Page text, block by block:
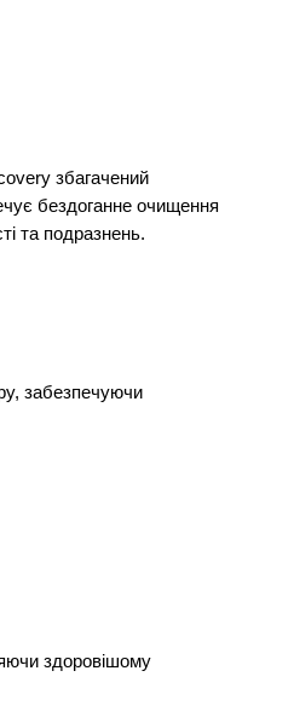
збагачений
бездоганне очищення
та подразнень.
забезпечуючи
здоровішому